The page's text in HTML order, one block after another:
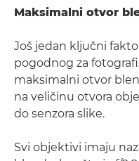
Maksimalni otvor
Još jedan ključni
pogodnog za
maksimalni otvor
na veličinu otvora
do senzora slike.
Svi objektivi imaju